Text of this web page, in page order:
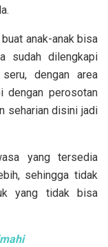
anak-anak bisa
sudah dilengkapi
dengan area
dengan perosotan
seharian disini jadi
yang tersedia
sehingga tidak
yang tidak bisa